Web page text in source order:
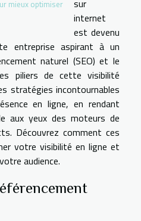
mieux optimiser
sur
internet
est devenu
entreprise aspirant à un
naturel (SEO) et le
piliers de cette visibilité
stratégies incontournables
en ligne, en rendant
aux yeux des moteurs de
Découvrez comment ces
votre visibilité en ligne et
audience.